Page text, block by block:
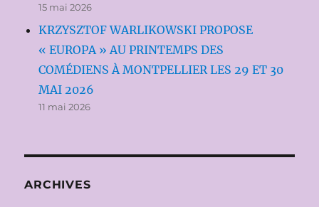
15 mai 2026
KRZYSZTOF WARLIKOWSKI PROPOSE
« EUROPA » AU PRINTEMPS DES
COMÉDIENS À MONTPELLIER LES 29 ET 30
MAI 2026
11 mai 2026
ARCHIVES